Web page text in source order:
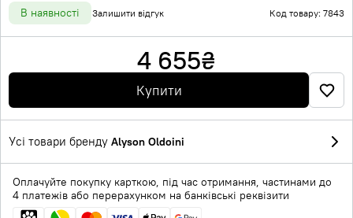
В наявності Залишити відгук Код товару: 7843
4 655₴
Купити
Усі товари бренду Alyson Oldoini
Оплачуйте покупку карткою, під час отримання, частинами до
4 платежів або перерахунком на банківські реквізити